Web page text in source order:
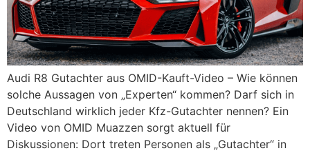
Audi R8 Gutachter aus OMID-Kauft-Video – Wie können
solche Aussagen von „Experten“ kommen? Darf sich in
Deutschland wirklich jeder Kfz-Gutachter nennen? Ein
Video von OMID Muazzen sorgt aktuell für
Diskussionen: Dort treten Personen als „Gutachter“ in